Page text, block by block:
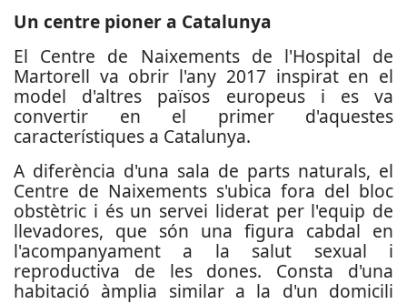
Un centre pioner a Catalunya
El Centre de Naixements de l'Hospital de
Martorell va obrir l'any 2017 inspirat en el
model d'altres països europeus i es va
convertir en el primer d'aquestes
característiques a Catalunya.
A diferència d'una sala de parts naturals, el
Centre de Naixements s'ubica fora del bloc
obstètric i és un servei liderat per l'equip de
llevadores, que són una figura cabdal en
l'acompanyament a la salut sexual i
reproductiva de les dones. Consta d'una
habitació àmplia similar a la d'un domicili